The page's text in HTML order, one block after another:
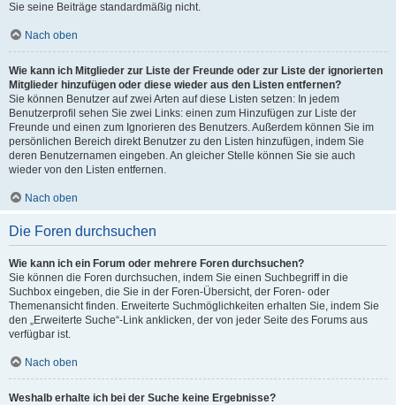
Sie seine Beiträge standardmäßig nicht.
Nach oben
Wie kann ich Mitglieder zur Liste der Freunde oder zur Liste der ignorierten
Mitglieder hinzufügen oder diese wieder aus den Listen entfernen?
Sie können Benutzer auf zwei Arten auf diese Listen setzen: In jedem
Benutzerprofil sehen Sie zwei Links: einen zum Hinzufügen zur Liste der
Freunde und einen zum Ignorieren des Benutzers. Außerdem können Sie im
persönlichen Bereich direkt Benutzer zu den Listen hinzufügen, indem Sie
deren Benutzernamen eingeben. An gleicher Stelle können Sie sie auch
wieder von den Listen entfernen.
Nach oben
Die Foren durchsuchen
Wie kann ich ein Forum oder mehrere Foren durchsuchen?
Sie können die Foren durchsuchen, indem Sie einen Suchbegriff in die
Suchbox eingeben, die Sie in der Foren-Übersicht, der Foren- oder
Themenansicht finden. Erweiterte Suchmöglichkeiten erhalten Sie, indem Sie
den „Erweiterte Suche“-Link anklicken, der von jeder Seite des Forums aus
verfügbar ist.
Nach oben
Weshalb erhalte ich bei der Suche keine Ergebnisse?